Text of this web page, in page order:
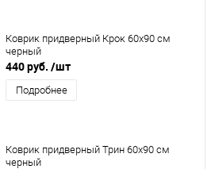
Коврик придверный Крок 60x90 см
черный
440 руб. /шт
Подробнее
Коврик придверный Трин 60x90 см
черный